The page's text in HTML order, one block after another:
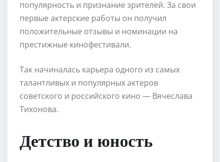
популярность и признание зрителей. За свои
первые актерские работы он получил
положительные отзывы и номинации на
престижные кинофестивали.
Так начиналась карьера одного из самых
талантливых и популярных актеров
советского и российского кино — Вячеслава
Тихонова.
Детство и юность